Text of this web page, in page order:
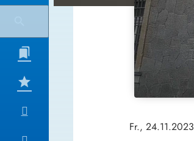
Fr., 24.11.2023